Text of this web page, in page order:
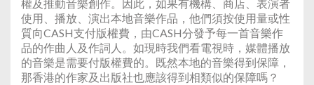
權及推動音樂創作。因此，如果有機構、商店、表演者
使用、播放、演出本地音樂作品，他們須按使用量或性
質向CASH支付版權費，由CASH分發予每一首音樂作
品的作曲人及作詞人。如現時我們看電視時，媒體播放
的音樂是需要付版權費的。既然本地的音樂得到保障，
那香港的作家及出版社也應該得到相類似的保障嗎？